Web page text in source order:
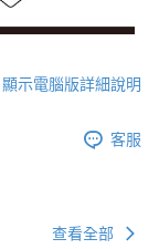
顯示電腦版詳細說明
客服
查看全部